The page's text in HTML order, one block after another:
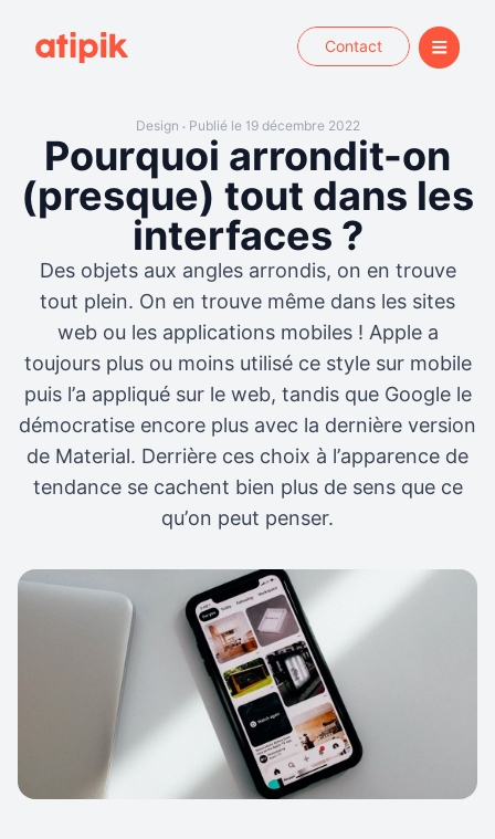
Contact
Design •Publié le 19 décembre 2022
Pourquoi arrondit-on
(presque) tout dans les
interfaces ?
Des objets aux angles arrondis, on en trouve
tout plein. On en trouve même dans les sites
web ou les applications mobiles ! Apple a
toujours plus ou moins utilisé ce style sur mobile
puis l’a appliqué sur le web, tandis que Google le
démocratise encore plus avec la dernière version
de Material. Derrière ces choix à l’apparence de
tendance se cachent bien plus de sens que ce
qu’on peut penser.